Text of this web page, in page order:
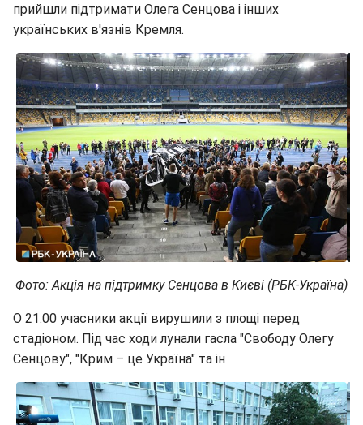
прийшли підтримати Олега Сенцова і інших
українських в'язнів Кремля.
Фото: Акція на підтримку Сенцова в Києві (РБК-Україна)
О 21.00 учасники акції вирушили з площі перед
стадіоном. Під час ходи лунали гасла "Свободу Олегу
Сенцову", "Крим – це Україна" та ін